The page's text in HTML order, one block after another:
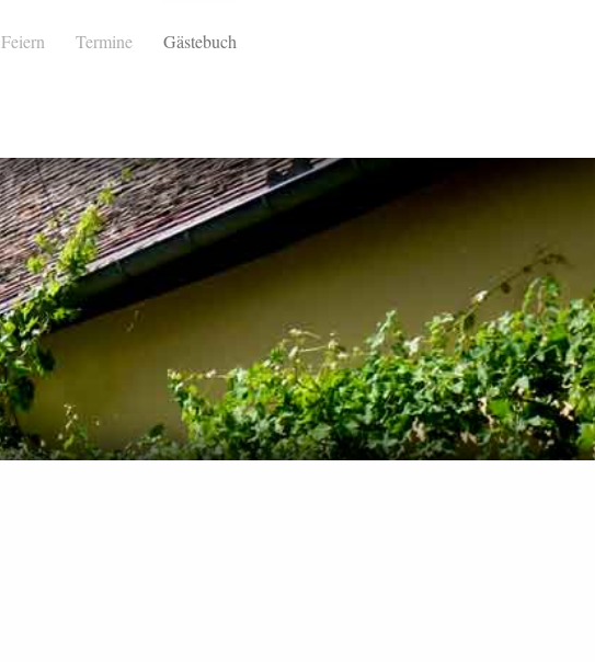
Feiern Termine Gästebuch